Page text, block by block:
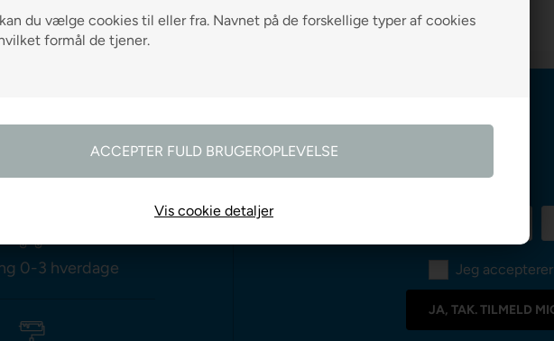
du vælge cookies til eller fra. Navnet på de forskellige typer af cookies
formål de tjener.
Vis cookie detaljer
gode råd
0-3 hverdage Jeg accepterer